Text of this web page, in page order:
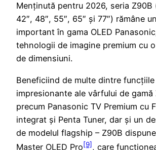
Menținută pentru 2026, seria
42″, 48″, 55″, 65″ și 77″) rămâne
important în gama OLED
tehnologii de imagine premium cu
de dimensiuni.
Beneficiind de multe dintre funcțiile
impresionante ale vârfului de gamă
precum Panasonic TV Premium cu
integrat și Penta Tuner, dar și un
de modelul flagship – Z90B
Master OLED Pro[9], care